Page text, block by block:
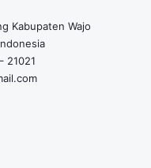
Kabupaten Wajo
21021